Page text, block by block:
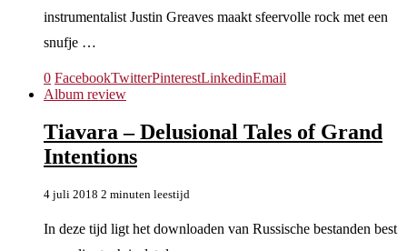
instrumentalist Justin Greaves maakt sfeervolle rock met een
snufje …
0 FacebookTwitterPinterestLinkedinEmail
Album review
Tiavara – Delusional Tales of Grand
Intentions
4 juli 2018 2 minuten leestijd
In deze tijd ligt het downloaden van Russische bestanden best